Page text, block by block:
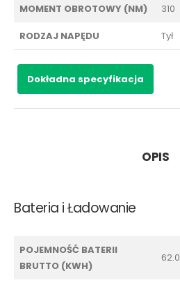
MOMENT OBROTOWY (NM) 310
RODZAJ NAPĘDU Tył
Dokładna specyfikacja
OPIS
Bateria i Ładowanie
POJEMNOŚĆ BATERII
BRUTTO (KWH)
62.0